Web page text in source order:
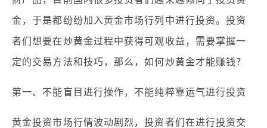
金，于是都纷纷加入黄金市场行列中进行投资。投资
者们想要在炒黄金过程中获得可观收益，需要掌握一
定的交易方法和技巧，那么，如何炒黄金才能赚钱？
第一、不能盲目进行操作，不能纯粹靠运气进行投资
黄金投资市场行情波动剧烈，投资者们在进行投资交